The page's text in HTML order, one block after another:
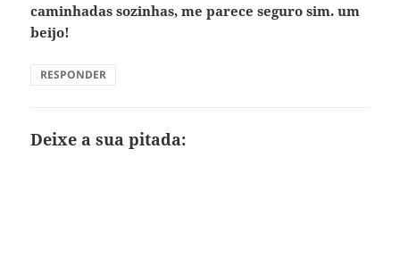
caminhadas sozinhas, me parece seguro sim. um
beijo!
RESPONDER
Deixe a sua pitada: